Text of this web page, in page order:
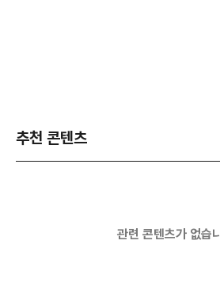
추천 콘텐츠
관련 콘텐츠가 없습